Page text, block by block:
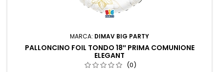
MARCA: DIMAV BIG PARTY
PALLONCINO FOIL TONDO 18″ PRIMA COMUNIONE
ELEGANT
(0)